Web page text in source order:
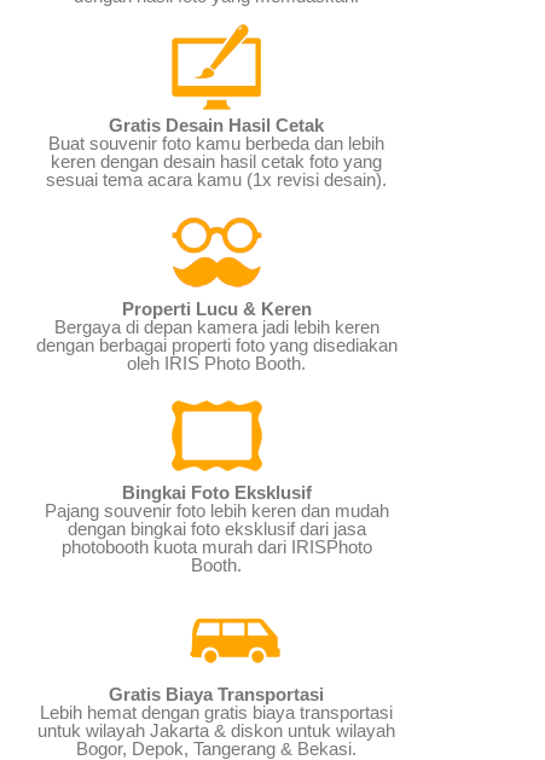
Gratis Desain Hasil Cetak
Buat souvenir foto kamu berbeda dan lebih
keren dengan desain hasil cetak foto yang
sesuai tema acara kamu (1x revisi desain).
Properti Lucu & Keren
Bergaya di depan kamera jadi lebih keren
dengan berbagai properti foto yang disediakan
oleh IRIS Photo Booth.
Bingkai Foto Eksklusif
Pajang souvenir foto lebih keren dan mudah
dengan bingkai foto eksklusif dari jasa
photobooth kuota murah dari IRISPhoto
Booth.
Gratis Biaya Transportasi
Lebih hemat dengan gratis biaya transportasi
untuk wilayah Jakarta & diskon untuk wilayah
Bogor, Depok, Tangerang & Bekasi.